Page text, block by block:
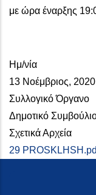
με ώρα έναρξης
Ημ/νία
13 Νοέμβριος, 2020
Συλλογικό Όργανο
Δημοτικό
Σχετικά Αρχεία
29